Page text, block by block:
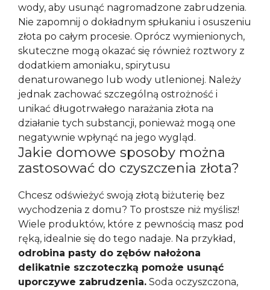
wody, aby usunąć nagromadzone zabrudzenia.
Nie zapomnij o dokładnym spłukaniu i osuszeniu
złota po całym procesie. Oprócz wymienionych,
skuteczne mogą okazać się również roztwory z
dodatkiem amoniaku, spirytusu
denaturowanego lub wody utlenionej. Należy
jednak zachować szczególną ostrożność i
unikać długotrwałego narażania złota na
działanie tych substancji, ponieważ mogą one
negatywnie wpłynąć na jego wygląd.
Jakie domowe sposoby można
zastosować do czyszczenia złota?
Chcesz odświeżyć swoją złotą biżuterię bez
wychodzenia z domu? To prostsze niż myślisz!
Wiele produktów, które z pewnością masz pod
ręką, idealnie się do tego nadaje. Na przykład,
odrobina pasty do zębów nałożona
delikatnie szczoteczką pomoże usunąć
uporczywe zabrudzenia. Soda oczyszczona,